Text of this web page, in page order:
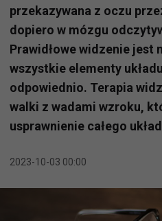
przekazywana z oczu
dopiero w mózgu
Prawidłowe widzenie jest
wszystkie elementy
odpowiednio. Terapia
walki z wadami wzroku,
usprawnienie całego
2023-10-03 00:00